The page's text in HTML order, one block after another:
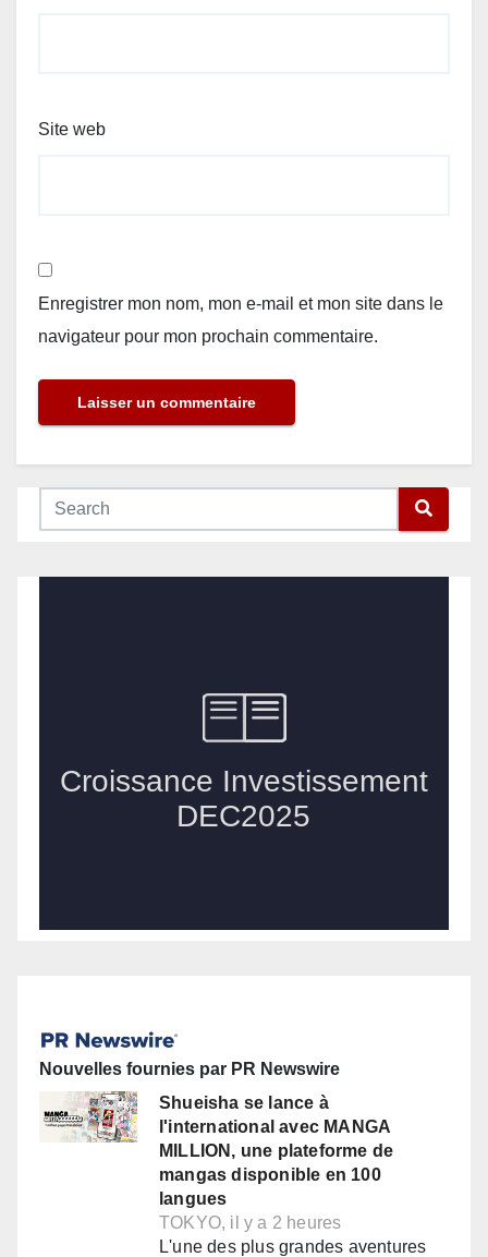
Site web
Enregistrer mon nom, mon e-mail et mon site dans le
navigateur pour mon prochain commentaire.
Nouvelles fournies par PR Newswire
Shueisha se lance à
l'international avec MANGA
MILLION, une plateforme de
mangas disponible en 100
langues
TOKYO, il y a 2 heures
L'une des plus grandes aventures